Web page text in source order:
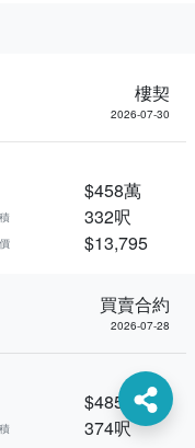
樓契
2026-07-30
$458萬
332呎
$13,795
買賣合約
2026-07-28
$485萬
374呎